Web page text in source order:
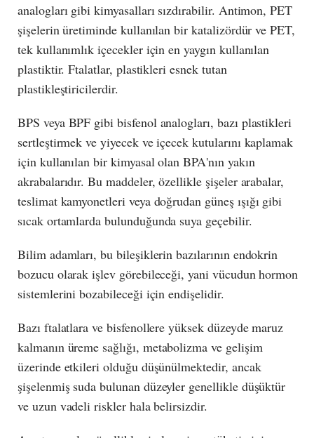
analogları gibi kimyasalları sızdırabilir. Antimon, PET
şişelerin üretiminde kullanılan bir katalizördür ve PET,
tek kullanımlık içecekler için en yaygın kullanılan
plastiktir. Ftalatlar, plastikleri esnek tutan
plastikleştiricilerdir.
BPS veya BPF gibi bisfenol analogları, bazı plastikleri
sertleştirmek ve yiyecek ve içecek kutularını kaplamak
için kullanılan bir kimyasal olan BPA'nın yakın
akrabalarıdır. Bu maddeler, özellikle şişeler arabalar,
teslimat kamyonetleri veya doğrudan güneş ışığı gibi
sıcak ortamlarda bulunduğunda suya geçebilir.
Bilim adamları, bu bileşiklerin bazılarının endokrin
bozucu olarak işlev görebileceği, yani vücudun hormon
sistemlerini bozabileceği için endişelidir.
Bazı ftalatlara ve bisfenollere yüksek düzeyde maruz
kalmanın üreme sağlığı, metabolizma ve gelişim
üzerinde etkileri olduğu düşünülmektedir, ancak
şişelenmiş suda bulunan düzeyler genellikle düşüktür
ve uzun vadeli riskler hala belirsizdir.